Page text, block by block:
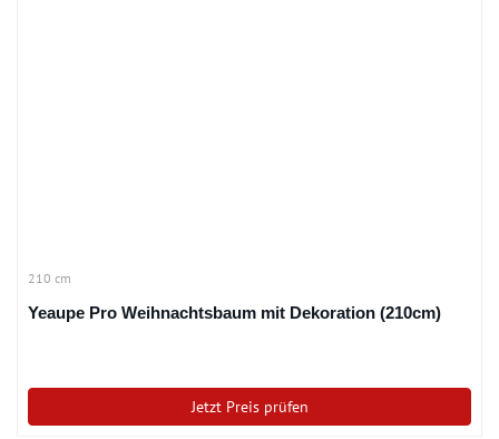
210 cm
Yeaupe Pro Weihnachtsbaum mit Dekoration (210cm)
Jetzt Preis prüfen